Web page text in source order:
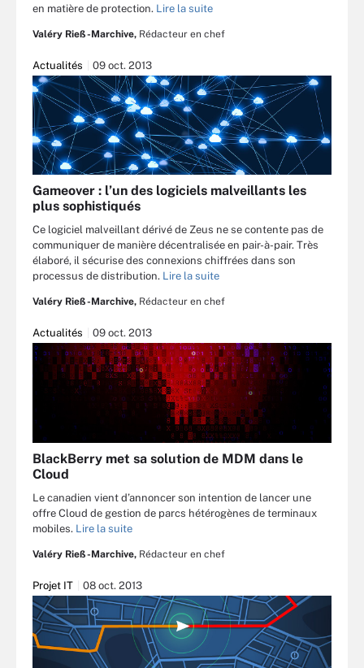
en matière de protection. Lire la suite
Valéry Rieß-Marchive, Rédacteur en chef
Actualités 09 oct. 2013
Gameover : l’un des logiciels malveillants les
plus sophistiqués
Ce logiciel malveillant dérivé de Zeus ne se contente pas de
communiquer de manière décentralisée en pair-à-pair. Très
élaboré, il sécurise des connexions chiffrées dans son
processus de distribution. Lire la suite
Valéry Rieß-Marchive, Rédacteur en chef
Actualités 09 oct. 2013
BlackBerry met sa solution de MDM dans le
Cloud
Le canadien vient d’annoncer son intention de lancer une
offre Cloud de gestion de parcs hétérogènes de terminaux
mobiles. Lire la suite
Valéry Rieß-Marchive, Rédacteur en chef
Projet IT 08 oct. 2013